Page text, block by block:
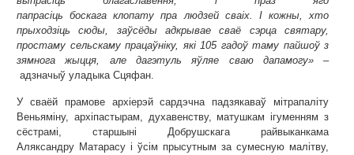
папрасіць боскага клопату пра людзей сваіх. І кожны, хто
прыходзіць сюды, заўсёды адкрывае сваё сэрца святару,
простаму сельскаму працаўніку, які 105 гадоў таму пайшоў з
зямнога жыцця, але дагэтуль яўляе сваю дапамогу»–
адзначыў уладыка Сцяфан.
У сваёй прамове архіерэй сардэчна падзякаваў мітрапаліту
Веньяміну, архіпастырам, духавенству, матушкам ігуменням з
сёстрамі, старшыні Добрушскага райвыканкама
Аляксандру Матарасу і ўсім прысутным за сумесную малітву,